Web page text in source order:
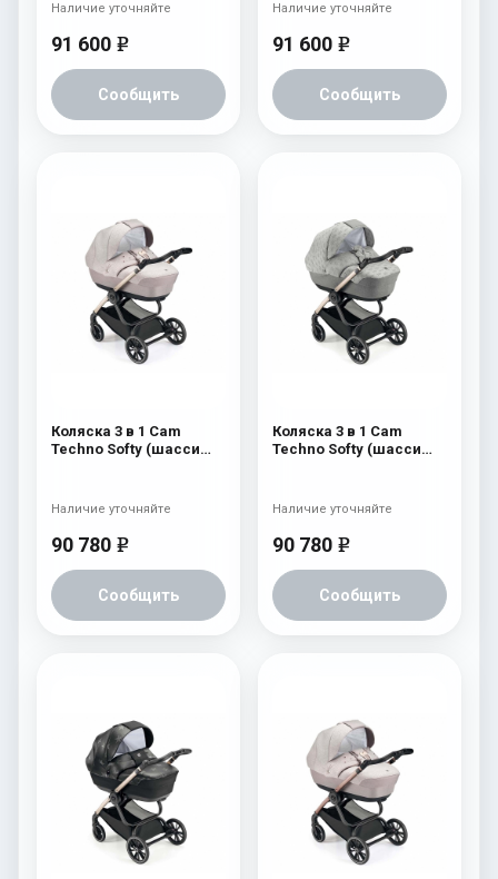
91 600 e
Сообщить
Наличие уточняйте
91 600 e
Сообщить
Наличие уточняйте
Коляска 3 в 1 Cam
Techno Softy (шасси
90 780 e
Сообщить
Наличие уточняйте
Коляска 3 в 1 Cam
Techno Softy (шасси
90 780 e
Сообщить
Наличие уточняйте